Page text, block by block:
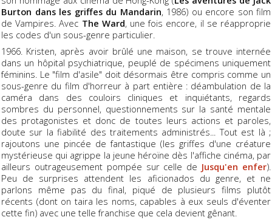
Burton dans les griffes du Mandarin, 1986) ou encore son film
de Vampires. Avec The Ward, une fois encore, il se réapproprie
les codes d'un sous-genre particulier.
1966. Kristen, après avoir brûlé une maison, se trouve internée
dans un hôpital psychiatrique, peuplé de spécimens uniquement
féminins. Le "film d'asile" doit désormais être compris comme un
sous-genre du film d'horreur à part entière : déambulation de la
caméra dans des couloirs cliniques et inquiétants, regards
sombres du personnel, questionnements sur la santé mentale
des protagonistes et donc de toutes leurs actions et paroles,
doute sur la fiabilité des traitements administrés... Tout est là ;
rajoutons une pincée de fantastique (les griffes d'une créature
mystérieuse qui agrippe la jeune héroïne dès l'affiche cinéma, par
ailleurs outrageusement pompée sur celle de Jusqu'en enfer).
Peu de surprises attendent les aficionados du genre, et ne
parlons même pas du final, piqué de plusieurs films plutôt
récents (dont on taira les noms, capables à eux seuls d'éventer
cette fin) avec une telle franchise que cela devient gênant.